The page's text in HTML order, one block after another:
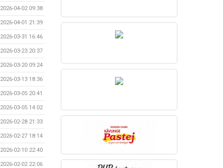
2026-04-02 09:38
2026-04-01 21:39
2026-03-31 16:46
2026-03-23 20:37
2026-03-20 09:24
2026-03-13 18:36
2026-03-05 20:41
2026-03-05 14:02
2026-02-28 21:33
2026-02-27 18:14
2026-02-10 22:40
2026-02-02 22:06